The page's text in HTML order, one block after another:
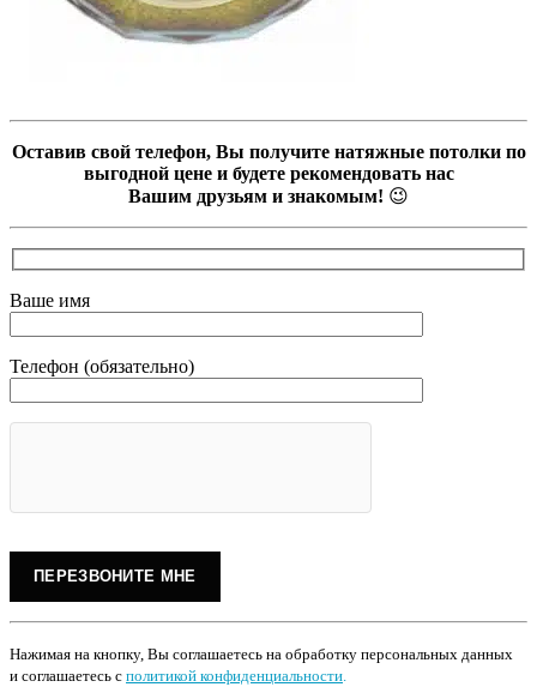
Оставив свой телефон, Вы получите натяжные потолки по
выгодной цене и будете рекомендовать нас
Вашим друзьям и знакомым! 😉
Ваше имя
Телефон (обязательно)
Нажимая на кнопку, Вы соглашаетесь на обработку персональных данных
и соглашаетесь с политикой конфиденциальности.